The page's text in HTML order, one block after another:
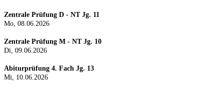
Zentrale Prüfung D - NT Jg. 11
Mo, 08.06.2026
Zentrale Prüfung M - NT Jg. 10
Di, 09.06.2026
Abiturprüfung 4. Fach Jg. 13
Mi, 10.06.2026